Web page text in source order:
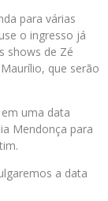
para várias
o ingresso já
shows de Zé
que serão
uma data
Mendonça para
a data